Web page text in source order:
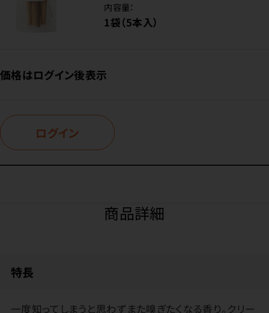
内容量：
1袋（5本入）
価格はログイン後表示
ログイン
商品詳細
特長
一度知ってしまうと思わずまた嗅ぎたくなる香り。クリー